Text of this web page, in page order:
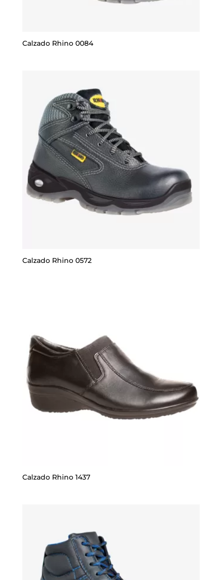
Calzado Rhino 0084
Calzado Rhino 0572
Calzado Rhino 1437